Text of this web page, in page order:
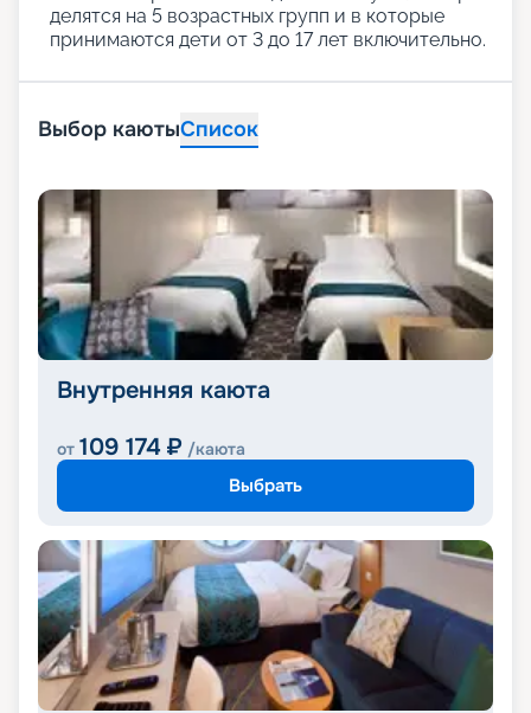
делятся на 5 возрастных групп и в которые
принимаются дети от 3 до 17 лет включительно.
Выбор каютыСписок
Внутренняя каюта
от 109 174 ₽ /каюта
Выбрать